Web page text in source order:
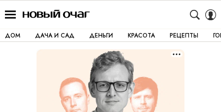
ДОМ ДАЧА И САД ДЕНЬГИ КРАСОТА РЕЦЕПТЫ